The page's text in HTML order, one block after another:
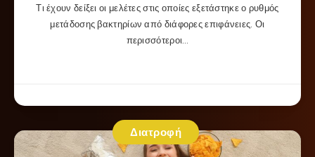
Τι έχουν δείξει οι μελέτες στις οποίες εξετάστηκε ο ρυθμός
μετάδοσης βακτηρίων από διάφορες επιφάνειες. Οι
περισσότεροι…
Διατροφή